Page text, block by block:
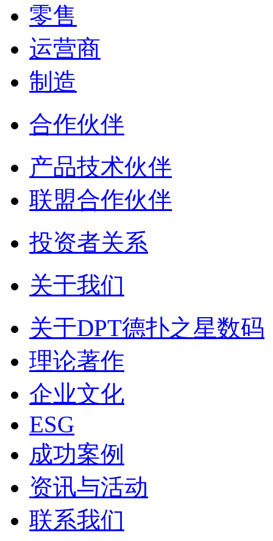
零售
运营商
制造
合作伙伴
产品技术伙伴
联盟合作伙伴
投资者关系
关于我们
关于DPT德扑之星数码
理论著作
企业文化
ESG
成功案例
资讯与活动
联系我们